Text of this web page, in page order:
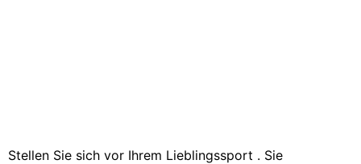
Stellen Sie sich vor Ihrem Lieblingssport . Sie